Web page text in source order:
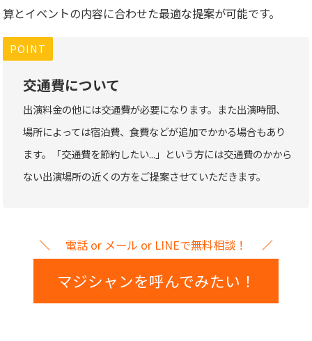
算とイベントの内容に合わせた最適な提案が可能です。
POINT
交通費について
出演料金の他には交通費が必要になります。また出演時間、
場所によっては宿泊費、食費などが追加でかかる場合もあり
ます。「交通費を節約したい...」という方には交通費のかから
ない出演場所の近くの方をご提案させていただきます。
電話 or メール or LINEで無料相談！
マジシャンを呼んでみたい！